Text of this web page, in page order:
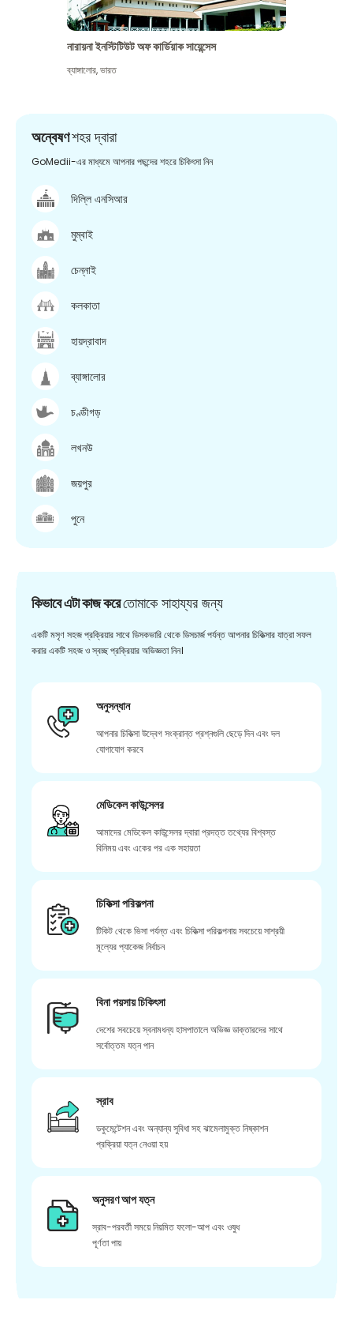
নারায়না ইনস্টিটিউট অফ কার্ডিয়াক সায়েন্সেস
ব্যাঙ্গালোর,ভারত
অন্বেষণশহর দ্বারা
GoMedii-এর মাধ্যমে আপনার পছন্দের শহরে চিকিৎসা নিন
দিল্লি এনসিআর
মুম্বাই
চেন্নাই
কলকাতা
হায়দ্রাবাদ
ব্যাঙ্গালোর
চণ্ডীগড়
লখনউ
জয়পুর
পুনে
কিভাবে এটা কাজ করেতোমাকে সাহায্যর জন্য
একটি মসৃণ সহজ প্রক্রিয়ার সাথে ডিসকভারি থেকে ডিসচার্জ পর্যন্ত আপনার চিকিত্সার যাত্রা সফল
করার একটি সহজ ও স্বচ্ছ প্রক্রিয়ার অভিজ্ঞতা নিন।
অনুসন্ধান
আপনার চিকিত্সা উদ্বেগ সংক্রান্ত প্রশ্নগুলি ছেড়ে দিন এবং দল
যোগাযোগ করবে
মেডিকেল কাউন্সেলর
আমাদের মেডিকেল কাউন্সেলর দ্বারা প্রদত্ত তথ্যের বিশ্বস্ত
বিনিময় এবং একের পর এক সহায়তা
চিকিত্সা পরিকল্পনা
টিকিট থেকে ভিসা পর্যন্ত এবং চিকিত্সা পরিকল্পনায় সবচেয়ে সাশ্রয়ী
মূল্যের প্যাকেজ নির্বাচন
বিনা পয়সায় চিকিৎসা
দেশের সবচেয়ে স্বনামধন্য হাসপাতালে অভিজ্ঞ ডাক্তারদের সাথে
সর্বোত্তম যত্ন পান
স্রাব
ডকুমেন্টেশন এবং অন্যান্য সুবিধা সহ ঝামেলামুক্ত নিষ্কাশন
প্রক্রিয়া যত্ন নেওয়া হয়
অনুসরণ আপ যত্ন
স্রাব-পরবর্তী সময়ে নিয়মিত ফলো-আপ এবং ওষুধ
পূর্ণতা পায়